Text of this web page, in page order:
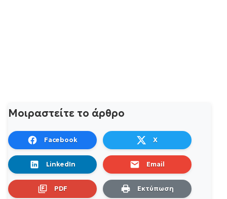
Μοιραστείτε το άρθρο
Facebook X
LinkedIn Email
PDF Εκτύπωση